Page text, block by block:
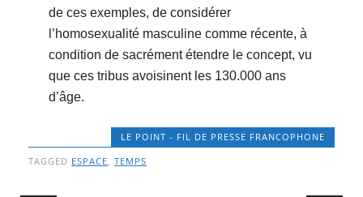
de ces exemples, de considérer
l’homosexualité masculine comme récente, à
condition de sacrément étendre le concept, vu
que ces tribus avoisinent les 130.000 ans
d’âge.
LE POINT - FIL DE PRESSE FRANCOPHONE
TAGGED ESPACE,TEMPS